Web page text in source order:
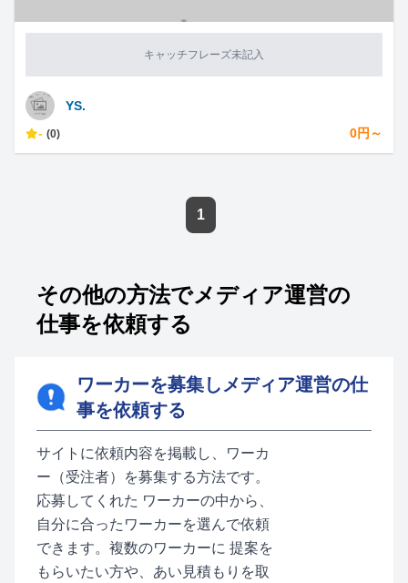
キャッチフレーズ未記入
YS.
- (0) 0円～
1
その他の方法でメディア運営の
仕事を依頼する
ワーカーを募集しメディア運営の仕
事を依頼する
サイトに依頼内容を掲載し、ワーカ
ー（受注者）を募集する方法です。
応募してくれた ワーカーの中から、
自分に合ったワーカーを選んで依頼
できます。複数のワーカーに 提案を
もらいたい方や、あい見積もりを取